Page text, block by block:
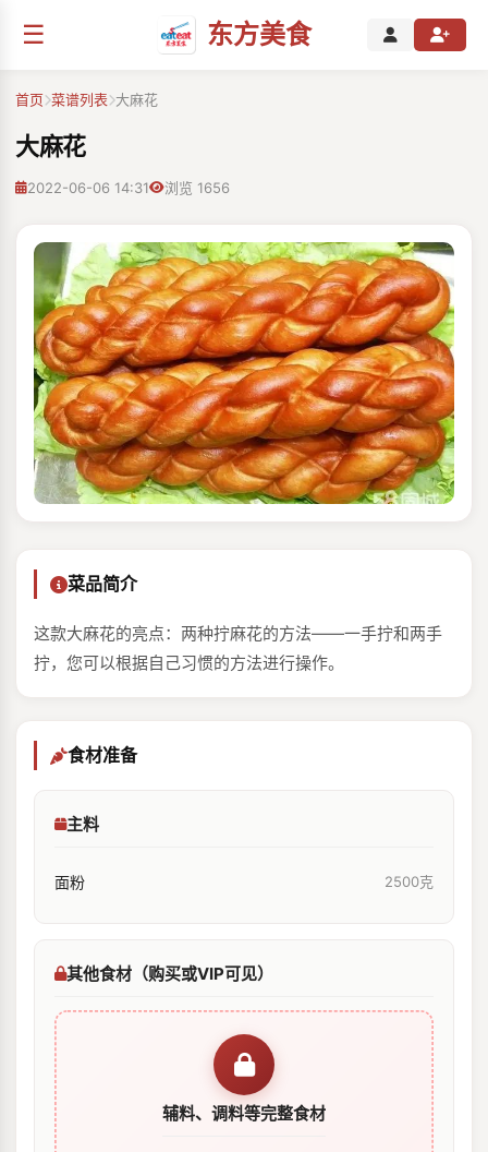
☰ 东方美食
首页 菜谱列表 大麻花
大麻花
2022-06-06 14:31 浏览 1656
菜品简介
这款大麻花的亮点：两种拧麻花的方法——一手拧和两手
拧，您可以根据自己习惯的方法进行操作。
食材准备
主料
面粉 2500克
其他食材（购买或VIP可见）
辅料、调料等完整食材